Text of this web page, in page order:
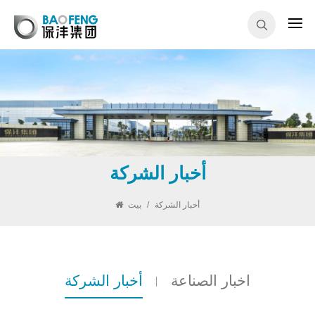
أخبار الشركة
/ أخبار الشركة
أخبار الشركة اخبار الصناعة